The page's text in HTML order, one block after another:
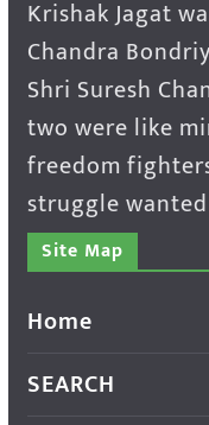
Krishak Jagat
Chandra
Shri Suresh
two were like
freedom
struggle
Site Map
Home
SEARCH